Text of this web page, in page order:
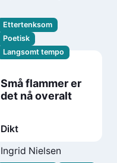
Ettertenksom
Poetisk
Langsomt tempo
Små flammer er
det nå overalt
Dikt
Ingrid Nielsen